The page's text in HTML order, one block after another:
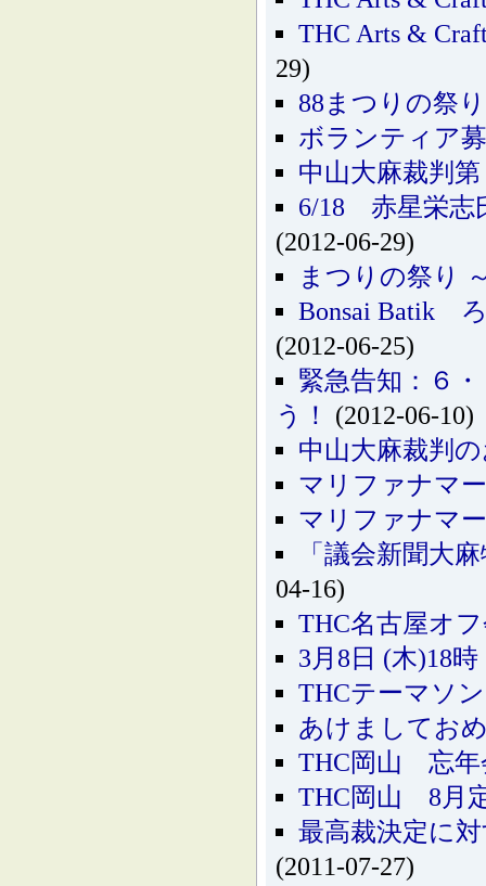
THC Arts &
29)
88まつりの祭
ボランティア
中山大麻裁判
6/18 赤星栄志
(2012-06-29)
まつりの祭り
Bonsai Batik
(2012-06-25)
緊急告知：６
う！
(2012-06-10)
中山大麻裁判
マリファナマ
マリファナマ
「議会新聞大
04-16)
THC名古屋オ
3月8日 (木)18
THCテーマソ
あけましてお
THC岡山 忘年
THC岡山 8月
最高裁決定に
(2011-07-27)